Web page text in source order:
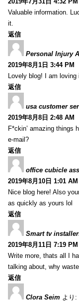
Valuable information.
it.
返信
Personal Injury
2019年8月1日 3:44 PM
Lovely blog! I am
返信
usa customer
2019年8月8日 2:48 AM
F*ckin’ amazing things
e-mail?
返信
office cubicle
2019年8月10日 1:01 AM
Nice blog here! Also
as quickly as yours lol
返信
Smart tv
2019年8月11日 7:19 PM
Write more, thats all I
talking about, why
返信
Clora Seim より: